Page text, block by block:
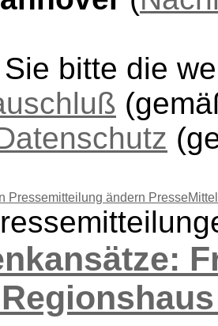
bitte die
Pressemitteilung ändern